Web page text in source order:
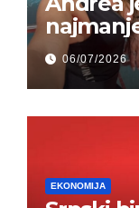
rekao…“
06/07/2026
EKONOMIJA